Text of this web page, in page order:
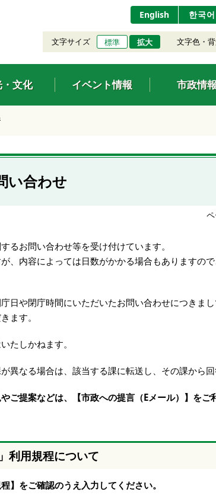
English 한국어
文字サイズ 標準 拡大 文字色・
文化 イベント情報 市政情
い合わせ
るお問い合わせ等を受け付けています。
、内容によっては日数がかかる場合もありますの
日や閉庁時間にいただいたお問い合わせにつきま
ます。
たしかねます。
異なる場合は、該当する課に転送し、その課から回
ご提案などは、【市政への提言（Eメール）】をご
利用規程について
】をご確認のうえ入力してください。